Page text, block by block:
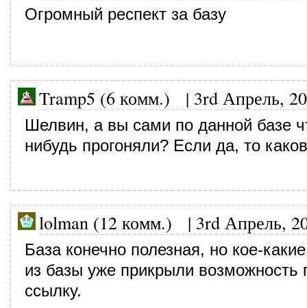
Огромный респект за базу
Tramp5 (6 комм.) | 3rd Апрель,
Шелвин, а вы сами по данной базе
нибудь прогоняли? Если да, то
lolman (12 комм.) | 3rd Апрель,
База конечно полезная, но кое-
из базы уже прикрыли возможность
ссылку.